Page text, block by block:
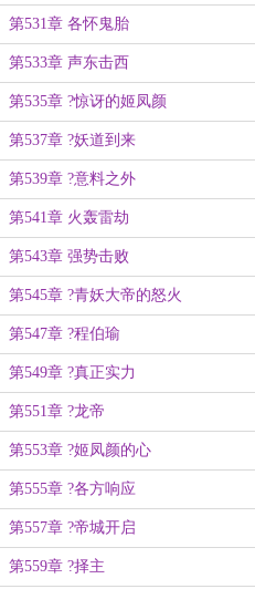
第531章 各怀鬼胎
第533章 声东击西
第535章 ?惊讶的姬凤颜
第537章 ?妖道到来
第539章 ?意料之外
第541章 火轰雷劫
第543章 强势击败
第545章 ?青妖大帝的怒火
第547章 ?程伯瑜
第549章 ?真正实力
第551章 ?龙帝
第553章 ?姬凤颜的心
第555章 ?各方响应
第557章 ?帝城开启
第559章 ?择主